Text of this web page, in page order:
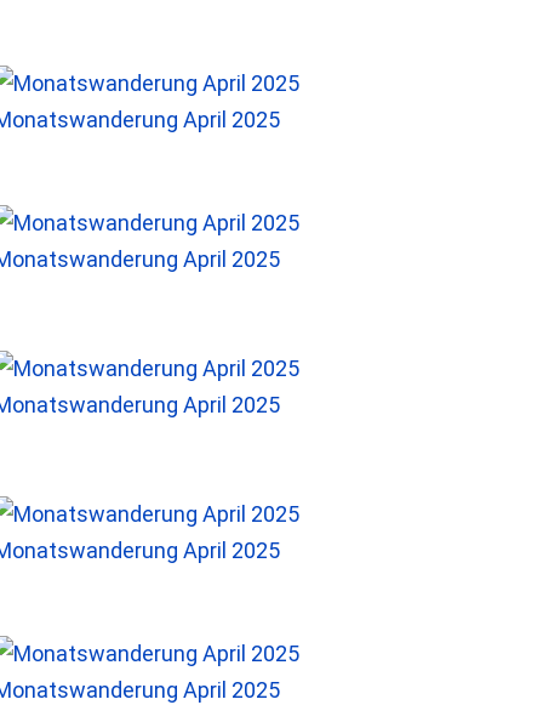
April 2025
April 2025
April 2025
April 2025
April 2025